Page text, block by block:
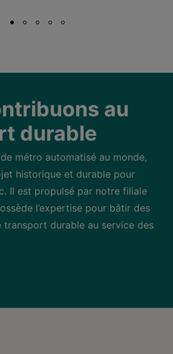
au
durable
métro automatisé au monde,
historique et durable pour
Il est propulsé par notre filiale
l’expertise pour bâtir des
transport durable au service des